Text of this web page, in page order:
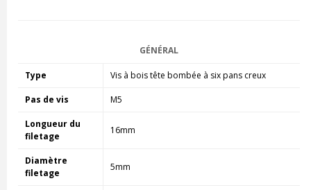
GÉNÉRAL
Type Vis à bois tête bombée à six pans creux
Pas de vis M5
Longueur du
filetage
16mm
Diamètre
filetage
5mm